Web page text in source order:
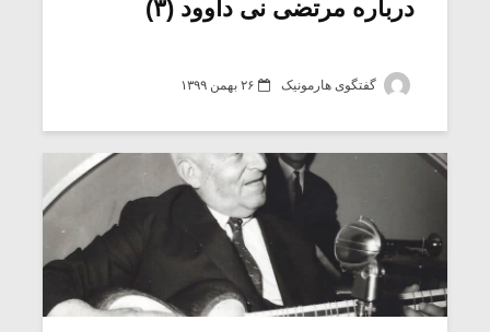
درباره مرتضی نی داوود (۳)
گفتگوی هارمونیک ۲۶ بهمن ۱۳۹۹
میکلوش روژا